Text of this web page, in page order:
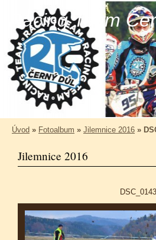
Racing Team
Úvod » Fotoalbum » Jilemnice 2016 »
Jilemnice 2016
DSC_0143